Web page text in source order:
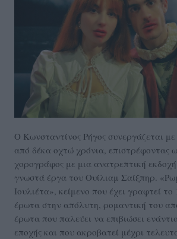
Ο Κωνσταντίνος Ρήγος συνεργάζεται
από δέκα οχτώ χρόνια, επιστρέφοντας
χορογράφος με μια ανατρεπτική
γνωστά έργα του Ουίλιαμ Σαίξπηρ.
Ιουλιέτα», κείμενο που έχει γραφτεί το
έρωτα στην απόλυτη, ρομαντική του
έρωτα που παλεύει να επιβιώσει
εποχής και που ακροβατεί μέχρι